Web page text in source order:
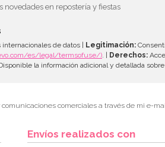
novedades en repostería y fiestas
internacionales de datos | Legitimación:
es/legal/termsofuse/) . | Derechos:
la información adicional y detallada
comerciales a través de mi e-
Envíos realizados con